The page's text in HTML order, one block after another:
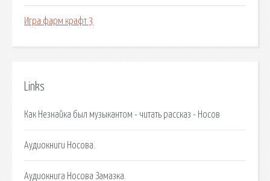
Игра фарм крафт 3
Links
Как Незнайка был музыкантом - читать рассказ - Носов
Аудиокниги Носова.
Аудиокнига Носова Замазка.